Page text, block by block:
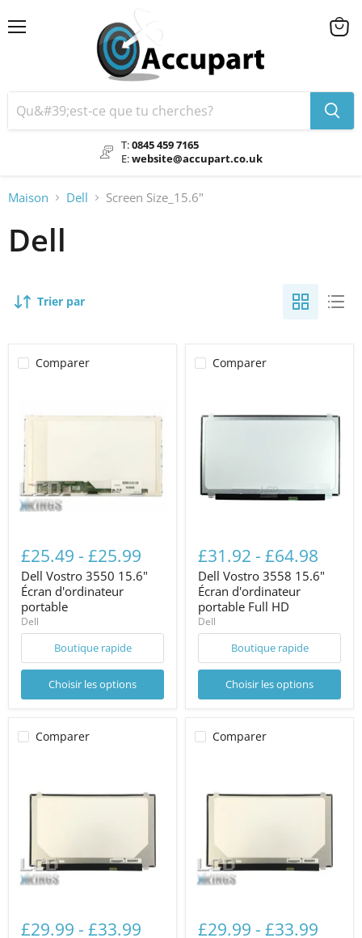
T:0845 459 7165
E:website@accupart.co.uk
Voir
Maison Dell Screen Size_15.6"
Dell
Trier par
Comparer
£25.49 - £25.99
Dell Vostro 3550 15.6"
Écran d'ordinateur
portable
Dell
Boutique rapide
Choisir les options
Comparer
£31.92 - £64.98
Dell Vostro 3558 15.6"
Écran d'ordinateur
portable Full HD
Dell
Boutique rapide
Choisir les options
Comparer
£29.99 - £33.99
Comparer
£29.99 - £33.99